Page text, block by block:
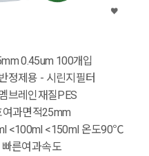
0.45um 100개입
정제용 - 시린지필터
브레인재질PES
과면적25mm
<100ml <150ml 온도90℃
른여과속도